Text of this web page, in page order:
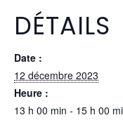
DÉTAILS
Date :
12 décembre 2023
Heure :
13 h 00 min - 15 h 00